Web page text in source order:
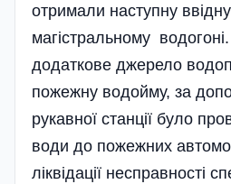
отримали наступну
магістральному
додаткове джерело
пожежну водойму, за
рукавної станції було
води до пожежних
ліквідації несправності